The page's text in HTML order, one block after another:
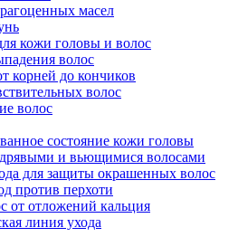
масел
кожи головы и волос
волос
корней до кончиков
волос
волос
состояние кожи головы
и вьющимися волосами
для защиты окрашенных волос
против перхоти
от отложений кальция
линия ухода